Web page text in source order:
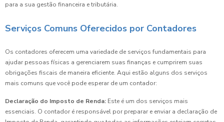
para a sua gestão financeira e tributária.
Serviços Comuns Oferecidos por Contadores
Os contadores oferecem uma variedade de serviços fundamentais para
ajudar pessoas físicas a gerenciarem suas finanças e cumprirem suas
obrigações fiscais de maneira eficiente. Aqui estão alguns dos serviços
mais comuns que você pode esperar de um contador:
Declaração do Imposto de Renda: Este é um dos serviços mais
essenciais. O contador é responsável por preparar e enviar a declaração de